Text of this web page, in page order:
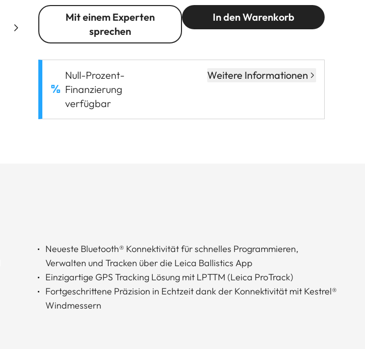
Mit einem Experten
sprechen
In den Warenkorb
Null-Prozent-
Finanzierung
verfügbar
Weitere Informationen
Neueste Bluetooth® Konnektivität für schnelles Programmieren,
Verwalten und Tracken über die Leica Ballistics App
Einzigartige GPS Tracking Lösung mit LPTTM (Leica ProTrack)
Fortgeschrittene Präzision in Echtzeit dank der Konnektivität mit Kestrel®
Windmessern